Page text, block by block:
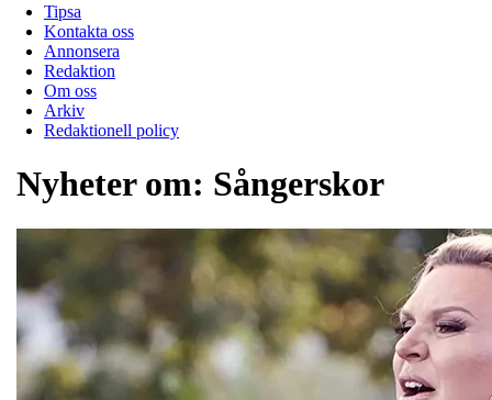
Tipsa
Kontakta oss
Annonsera
Redaktion
Om oss
Arkiv
Redaktionell policy
Nyheter om: Sångerskor